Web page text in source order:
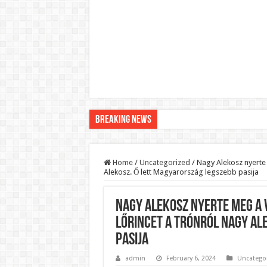
Breaking News
Botrányos amit találtak! Ruszin-Szendi Romulusz
Politikai mélyrepülés: minimálbérre csökkentették
Ítéletet hozott uniós bíróság: 289 milliárd forintot
Óriási a baj ! Dobrev Klára félelmetes dolgot
Magyar Péter azonnal eltávolította Nagy Mártont!
Home / Uncategorized / Nagy Alekosz
Alekosz. Ő lett Magyarország legszebb pasija
Nagy Alekosz nyerte meg
Lőrincet a trónról Nagy
pasija
admin February 6, 2024